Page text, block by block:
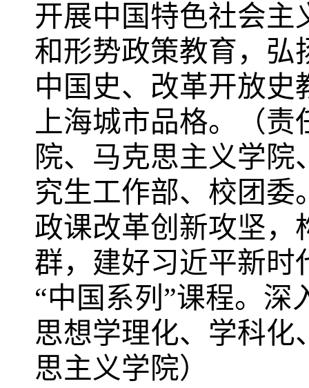
开展中国特色社会主
和形势政策教育，弘
中国史、改革开放
上海城市品格。（责
院、马克思主义学院
究生工作部、校团委
政课改革创新攻坚，
群，建好习近平新时
“中国系列”课程。 深
思想学理化、学科化
思主义学院）